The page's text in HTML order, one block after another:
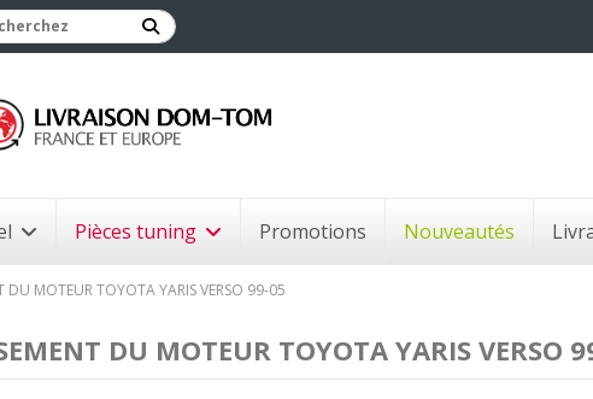
Pièces tuning Promotions Nouveautés
DU MOTEUR TOYOTA YARIS VERSO 99-05
DU MOTEUR TOYOTA YARIS VERSO